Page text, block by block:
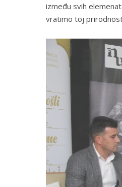
između svih
vratimo toj